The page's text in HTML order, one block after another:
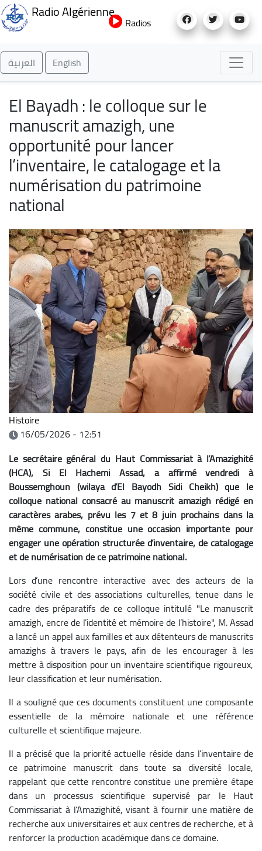
au
Radio Algérienne
Radios
العربية English
El Bayadh : le colloque sur le
manuscrit amazigh, une
opportunité pour lancer
l’inventaire, le catalogage et la
numérisation du patrimoine
national
Histoire
16/05/2026 - 12:51
Le secrétaire général du Haut Commissariat à l’Amazighité
(HCA), Si El Hachemi Assad, a affirmé vendredi à
Boussemghoun (wilaya d’El Bayodh Sidi Cheikh) que le
colloque national consacré au manuscrit amazigh rédigé en
caractères arabes, prévu les 7 et 8 juin prochains dans la
même commune, constitue une occasion importante pour
engager une opération structurée d’inventaire, de catalogage
et de numérisation de ce patrimoine national.
Lors d’une rencontre interactive avec des acteurs de la
société civile et des associations culturelles, tenue dans le
cadre des préparatifs de ce colloque intitulé "Le manuscrit
amazigh, encre de l’identité et mémoire de l’histoire", M. Assad
a lancé un appel aux familles et aux détenteurs de manuscrits
amazighs à travers le pays, afin de les encourager à les
mettre à disposition pour un inventaire scientifique rigoureux,
leur classification et leur numérisation.
Il a souligné que ces documents constituent une composante
essentielle de la mémoire nationale et une référence
culturelle et scientifique majeure.
Il a précisé que la priorité actuelle réside dans l’inventaire de
ce patrimoine manuscrit dans toute sa diversité locale,
rappelant que cette rencontre constitue une première étape
dans un processus scientifique supervisé par le Haut
Commissariat à l’Amazighité, visant à fournir une matière de
recherche aux universitaires et aux centres de recherche, et à
renforcer la production académique dans ce domaine.